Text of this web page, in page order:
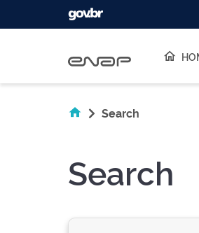
Search
Search